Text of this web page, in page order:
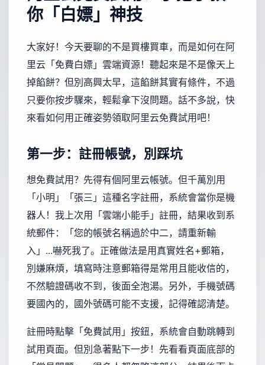
你「白嫖」神技
大家好！今天要聊的不是買樓買車，而是如何在阿
里云「免費白嫖」雲端資源！聽起來是不是像天上
掉餡餅？但別高興太早，這餡餅其實有條件，不過
只要你按步驟來，輕鬆拿下沒問題。話不多說，快
來看如何用正確姿勢領取阿里云免費試用吧！
第一步：註冊帳號，別踩坑
想免費試用？先得有個阿里云帳號。但千萬別用
「小明」「張三」這種名字註冊，系統會當你是機
器人！我上次用「雲端小能手」註冊，結果收到系
統郵件：「您的帳號名稱過於中二，請重新輸
入」...嚇死我了。正確做法是用真實姓名+郵箱，
別嫌麻煩，填寫時注意郵箱得是常用且能收信的，
不然驗證碼收不到，後面全泡湯。另外，手機號碼
要國內的，國外號碼可能不支援，記得確認清楚。
註冊時點擊「免費試用」按鈕，系統會自動跳轉到
試用頁面。但別急著點下一步！先看看頁面底部的